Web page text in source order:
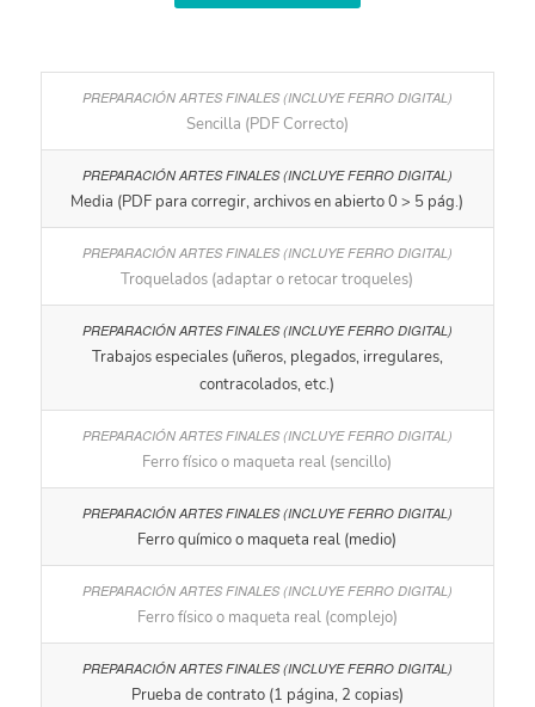
Sencilla (PDF Correcto)
Media (PDF para corregir, archivos en abierto 0 > 5 pág.)
Troquelados (adaptar o retocar troqueles)
Trabajos especiales (uñeros, plegados, irregulares,
contracolados, etc.)
Ferro físico o maqueta real (sencillo)
Ferro químico o maqueta real (medio)
Ferro físico o maqueta real (complejo)
Prueba de contrato (1 página, 2 copias)